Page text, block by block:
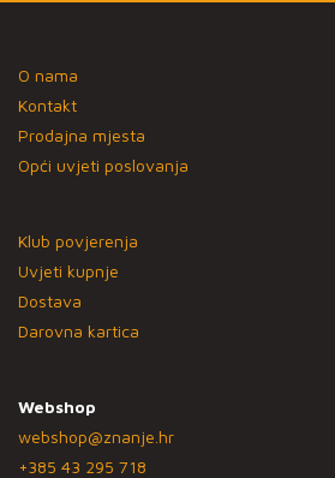
O nama
Kontakt
Prodajna mjesta
Opći uvjeti poslovanja
Klub povjerenja
Uvjeti kupnje
Dostava
Darovna kartica
Webshop
webshop@znanje.hr
+385 43 295 718